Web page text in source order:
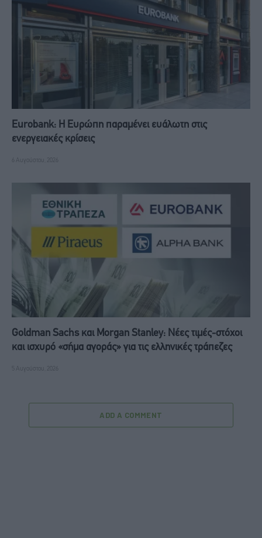
Eurobank: Η Ευρώπη παραμένει ευάλωτη στις
ενεργειακές κρίσεις
6 Αυγούστου, 2026
Goldman Sachs και Morgan Stanley: Νέες τιμές-στόχοι
και ισχυρό «σήμα αγοράς» για τις ελληνικές τράπεζες
5 Αυγούστου, 2026
ADD A COMMENT